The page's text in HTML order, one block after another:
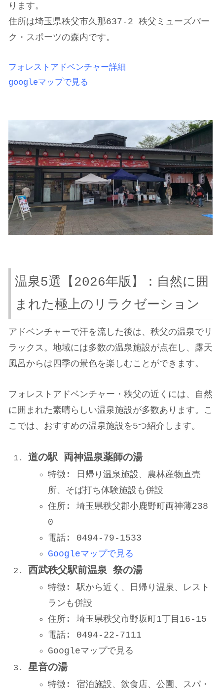
ります。
住所は埼玉県秩父市久那637-2 秩父ミューズパー
ク・スポーツの森内です。
フォレストアドベンチャー詳細
googleマップで見る
温泉5選【2026年版】：自然に囲
まれた極上のリラクゼーション
アドベンチャーで汗を流した後は、秩父の温泉でリ
ラックス。地域には多数の温泉施設が点在し、露天
風呂からは四季の景色を楽しむことができます。
フォレストアドベンチャー・秩父の近くには、自然
に囲まれた素晴らしい温泉施設が多数あります。こ
こでは、おすすめの温泉施設を5つ紹介します。
道の駅 両神温泉薬師の湯
特徴: 日帰り温泉施設、農林産物直売
所、そば打ち体験施設も併設
住所: 埼玉県秩父郡小鹿野町両神薄238
0
電話: 0494-79-1533
Googleマップで見る
西武秩父駅前温泉 祭の湯
特徴: 駅から近く、日帰り温泉、レスト
ランも併設
住所: 埼玉県秩父市野坂町1丁目16-15
電話: 0494-22-7111
Googleマップで見る
星音の湯
特徴: 宿泊施設、飲食店、公園、スパ・